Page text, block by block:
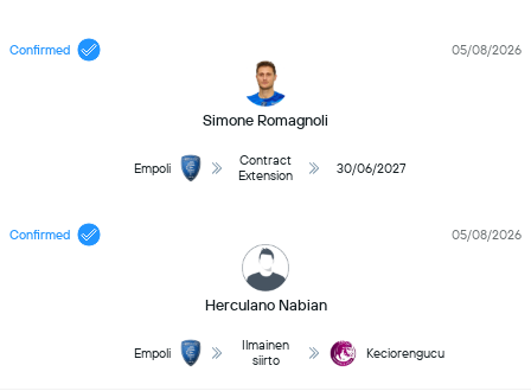
Confirmed
Simone Romagnoli
05/08/2026
Empoli
Contract
Extension
30/06/2027
Confirmed
Herculano Nabian
05/08/2026
Empoli
Ilmainen
siirto
Keciorengucu